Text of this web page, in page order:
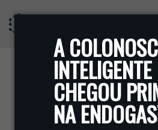
A
INTELIGENTE
CHEGOU
NA